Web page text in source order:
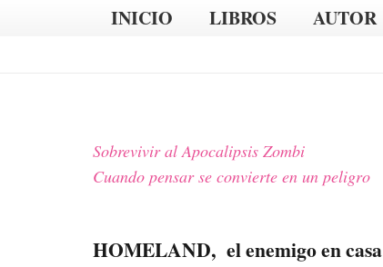
INICIO LIBROS AUTOR
Sobrevivir al Apocalipsis Zombi
Cuando pensar se convierte en un peligro
HOMELAND, el enemigo en casa